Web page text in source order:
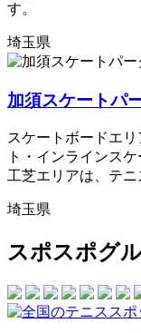
す。
埼玉県
加須スケートパ
スケートボードエ
ト・インラインス
工芝エリアは、テニ
埼玉県
スポスポグ